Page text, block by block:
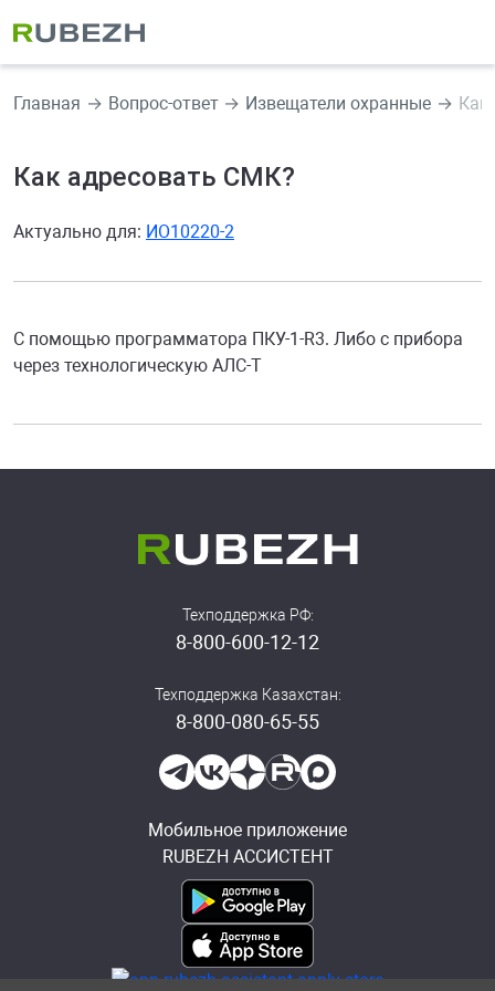
Главная Вопрос-ответ Извещатели охранные Как
Как адресовать СМК?
Актуально для: ИО10220-2
С помощью программатора ПКУ-1-R3. Либо с прибора
через технологическую АЛС-Т
Техподдержка РФ:
8-800-600-12-12
Техподдержка Казахстан:
8-800-080-65-55
Мобильное приложение
RUBEZH АССИСТЕНТ